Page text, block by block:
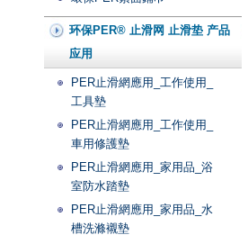
环保PER® 止滑网 止滑垫 产品
应用
PER止滑網應用_工作使用_
工具墊
PER止滑網應用_工作使用_
車用修護墊
PER止滑網應用_家用品_浴
室防水踏墊
PER止滑網應用_家用品_水
槽洗滌襯墊